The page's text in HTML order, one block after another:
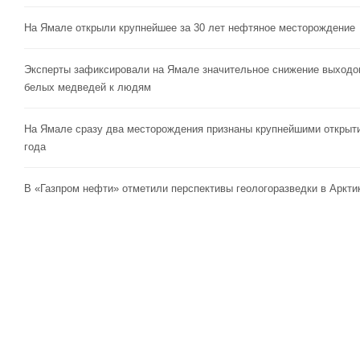
На Ямале открыли крупнейшее за 30 лет нефтяное месторождение
Эксперты зафиксировали на Ямале значительное снижение
белых медведей к людям
На Ямале сразу два месторождения признаны крупнейшими
года
В «Газпром нефти» отметили перспективы геологоразведки в